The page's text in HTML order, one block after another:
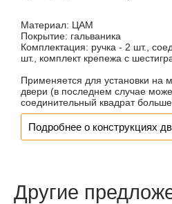
Материал: ЦАМ
Покрытие: гальваника
Комплектация: ручка - 2 шт.,
шт., комплект крепежа с
Применяется для установки на
двери (в последнем случае
соединительный квадрат
Подробнее о конструкциях
Другие